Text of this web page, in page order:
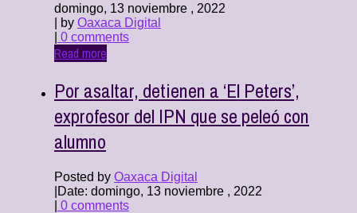
domingo, 13 noviembre , 2022
| by Oaxaca Digital
0 comments
Read more
Por asaltar, detienen a ‘El Peters’,
exprofesor del IPN que se peleó con
alumno
Posted by Oaxaca Digital
Date: domingo, 13 noviembre , 2022
0 comments